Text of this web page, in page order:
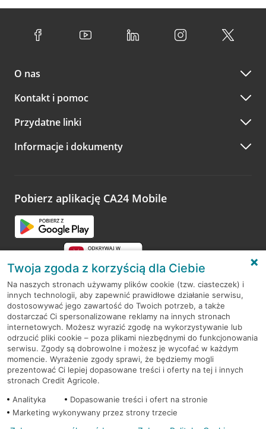
O nas
Kontakt i pomoc
Przydatne linki
Informacje i dokumenty
Pobierz aplikację CA24 Mobile
RODO
Regulamin serwisu
Mapa serwisu
PolitykaCookies
Twoja zgoda z korzyścią dla Ciebie
Na naszych stronach używamy plików cookie (tzw. ciasteczek) i
innych technologii, aby zapewnić prawidłowe działanie serwisu,
dostosowywać jego zawartość do Twoich potrzeb, a także
dostarczać Ci spersonalizowane reklamy na innych stronach
internetowych. Możesz wyrazić zgodę na wykorzystywanie lub
odrzucić pliki cookie – poza plikami niezbędnymi do funkcjonowania
serwisu. Zgody są dobrowolne i możesz je wycofać w każdym
momencie. Wyrażenie zgody sprawi, że będziemy mogli
prezentować Ci lepiej dopasowane treści i oferty na tej i innych
stronach Credit Agricole.
Analityka
Dopasowanie treści i ofert na stronie
Marketing wykonywany przez strony trzecie